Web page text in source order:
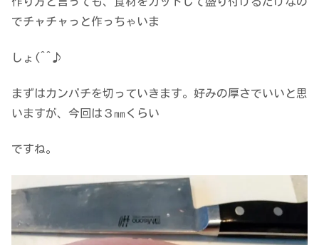
でチャチャっと作っちゃいま
しょ(^^♪
まずはカンパチを切っていきます。好みの厚さでいいと思
いますが、今回は３㎜くらい
ですね。